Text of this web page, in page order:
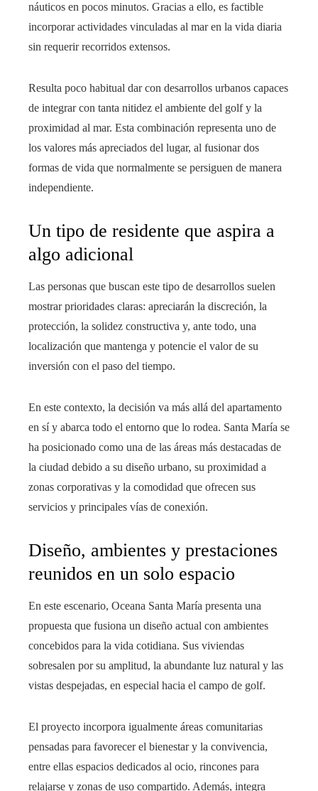
náuticos en pocos minutos. Gracias a ello, es factible
incorporar actividades vinculadas al mar en la vida diaria
sin requerir recorridos extensos.
Resulta poco habitual dar con desarrollos urbanos capaces
de integrar con tanta nitidez el ambiente del golf y la
proximidad al mar. Esta combinación representa uno de
los valores más apreciados del lugar, al fusionar dos
formas de vida que normalmente se persiguen de manera
independiente.
Un tipo de residente que aspira a
algo adicional
Las personas que buscan este tipo de desarrollos suelen
mostrar prioridades claras: apreciarán la discreción, la
protección, la solidez constructiva y, ante todo, una
localización que mantenga y potencie el valor de su
inversión con el paso del tiempo.
En este contexto, la decisión va más allá del apartamento
en sí y abarca todo el entorno que lo rodea. Santa María se
ha posicionado como una de las áreas más destacadas de
la ciudad debido a su diseño urbano, su proximidad a
zonas corporativas y la comodidad que ofrecen sus
servicios y principales vías de conexión.
Diseño, ambientes y prestaciones
reunidos en un solo espacio
En este escenario, Oceana Santa María presenta una
propuesta que fusiona un diseño actual con ambientes
concebidos para la vida cotidiana. Sus viviendas
sobresalen por su amplitud, la abundante luz natural y las
vistas despejadas, en especial hacia el campo de golf.
El proyecto incorpora igualmente áreas comunitarias
pensadas para favorecer el bienestar y la convivencia,
entre ellas espacios dedicados al ocio, rincones para
relajarse y zonas de uso compartido. Además, integra